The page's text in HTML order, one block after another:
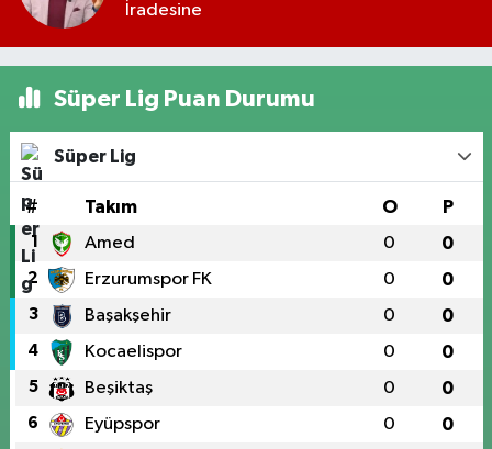
İradesine
Süper Lig Puan Durumu
Süper Lig
# Takım O P
1 Amed 0 0
2 Erzurumspor FK 0 0
3 Başakşehir 0 0
4 Kocaelispor 0 0
5 Beşiktaş 0 0
6 Eyüpspor 0 0